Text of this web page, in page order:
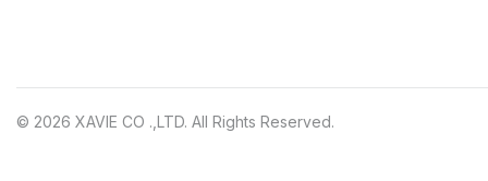
© 2026 XAVIE CO .,LTD. All Rights Reserved.